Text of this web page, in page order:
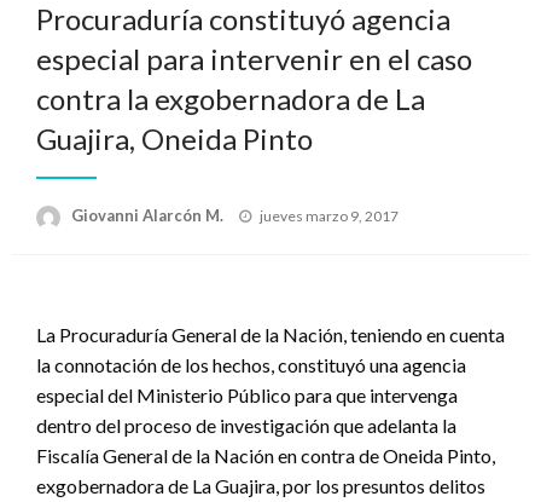
Procuraduría constituyó agencia
especial para intervenir en el caso
contra la exgobernadora de La
Guajira, Oneida Pinto
Giovanni Alarcón M.
Publicado
jueves marzo 9, 2017
La Procuraduría General de la Nación, teniendo en cuenta
la connotación de los hechos, constituyó una agencia
especial del Ministerio Público para que intervenga
dentro del proceso de investigación que adelanta la
Fiscalía General de la Nación en contra de Oneida Pinto,
exgobernadora de La Guajira, por los presuntos delitos